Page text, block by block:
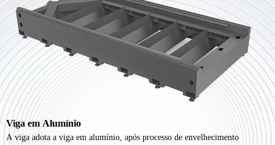
Viga em Alumínio
A viga adota a viga em alumínio, após processo de envelhecimento